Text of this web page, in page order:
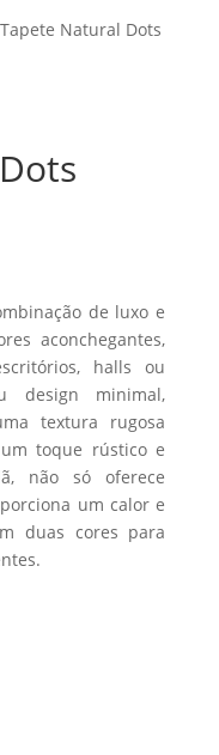
Natural Dots
de luxo e
aconchegantes,
halls ou
design minimal,
textura rugosa
toque rústico e
não só oferece
um calor e
duas cores para